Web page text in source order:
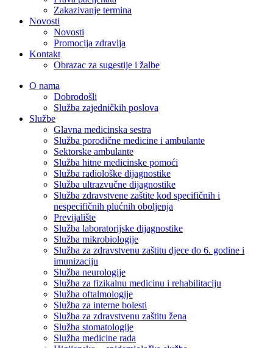
Zakazivanje termina
Novosti
Novosti
Promocija zdravlja
Kontakt
Obrazac za sugestije i žalbe
O nama
Dobrodošli
Služba zajedničkih poslova
Službe
Glavna medicinska sestra
Služba porodične medicine i ambulante
Sektorske ambulante
Služba hitne medicinske pomoći
Služba radiološke dijagnostike
Služba ultrazvučne dijagnostike
Služba zdravstvene zaštite kod specifičnih i
nespecifičnih plućnih oboljenja
Previjalište
Služba laboratorijske dijagnostike
Služba mikrobiologije
Služba za zdravstvenu zaštitu djece do 6. godine i
imunizaciju
Služba neurologije
Služba za fizikalnu medicinu i rehabilitaciju
Služba oftalmologije
Služba za interne bolesti
Služba za zdravstvenu zaštitu žena
Služba stomatologije
Služba medicine rada